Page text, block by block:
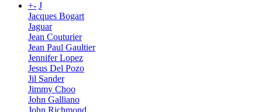
+- J
Jacques Bogart
Jaguar
Jean Couturier
Jean Paul Gaultier
Jennifer Lopez
Jesus Del Pozo
Jil Sander
Jimmy Choo
John Galliano